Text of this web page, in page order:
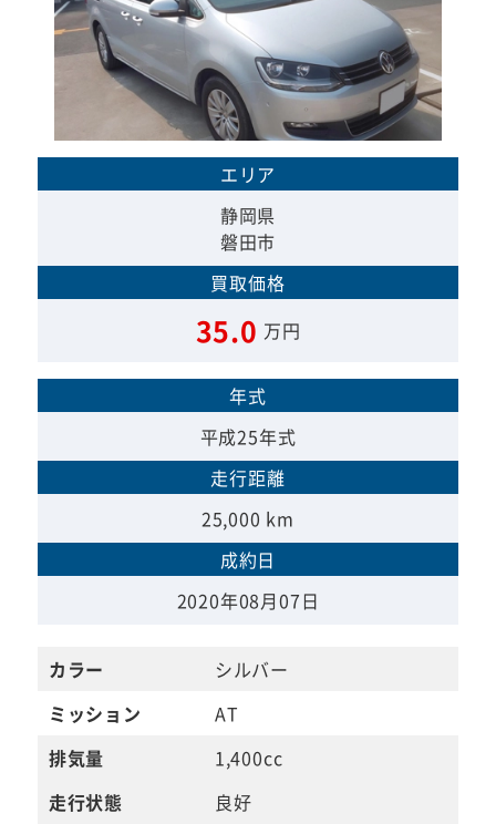
エリア
静岡県
磐田市
買取価格
35.0 万円
年式
平成25年式
走行距離
25,000 km
成約日
2020年08月07日
カラー
シルバー
ミッション
AT
排気量
1,400cc
走行状態
良好